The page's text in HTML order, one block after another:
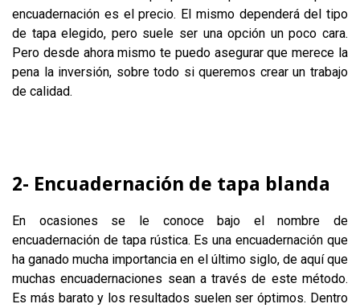
encuadernación es el precio. El mismo dependerá del tipo
de tapa elegido, pero suele ser una opción un poco cara.
Pero desde ahora mismo te puedo asegurar que merece la
pena la inversión, sobre todo si queremos crear un trabajo
de calidad.
2- Encuadernación de tapa blanda
En ocasiones se le conoce bajo el nombre de
encuadernación de tapa rústica. Es una encuadernación que
ha ganado mucha importancia en el último siglo, de aquí que
muchas encuadernaciones sean a través de este método.
Es más barato y los resultados suelen ser óptimos. Dentro